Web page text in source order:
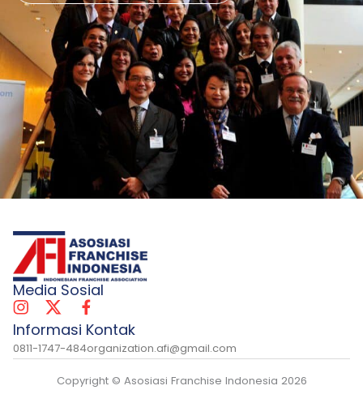
Media Sosial
Informasi Kontak
0811-1747-484organization.afi@gmail.com
Copyright © Asosiasi Franchise Indonesia 2026